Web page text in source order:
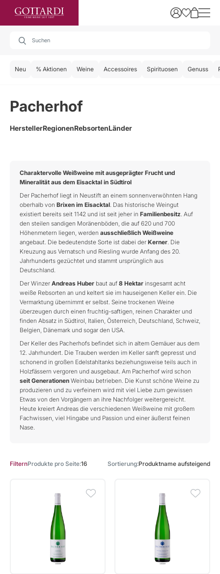
Neu % Aktionen Weine Accessoires Spirituosen Genuss
Pacherhof
HerstellerRegionenRebsortenLänder
Charaktervolle Weißweine mit ausgeprägter Frucht und
Mineralität aus dem Eisacktal in Südtirol
Der Pacherhof liegt in Neustift an einem sonnenverwöhnten Hang
oberhalb von Brixen im Eisacktal. Das historische Weingut
existiert bereits seit 1142 und ist seit jeher in Familienbesitz. Auf
den steilen sandigen Moränenböden, die auf 620 und 700
Höhenmetern liegen, werden ausschließlich Weißweine
angebaut. Die bedeutendste Sorte ist dabei der Kerner. Die
Kreuzung aus Vernatsch und Riesling wurde Anfang des 20.
Jahrhunderts gezüchtet und stammt ursprünglich aus
Deutschland.
Der Winzer Andreas Huber baut auf 8 Hektar insgesamt acht
weiße Rebsorten an und keltert sie im hauseigenen Keller ein. Die
Vermarktung übernimmt er selbst. Seine trockenen Weine
überzeugen durch einen fruchtig-saftigen, reinen Charakter und
finden Absatz in Südtirol, Italien, Österreich, Deutschland, Schweiz,
Belgien, Dänemark und sogar den USA.
Der Keller des Pacherhofs befindet sich in altem Gemäuer aus dem
12. Jahrhundert. Die Trauben werden im Keller sanft gepresst und
schonend in großen Edelstahltanks beziehungsweise teils auch in
Holzfässern vergoren und ausgebaut. Am Pacherhof wird schon
seit Generationen Weinbau betrieben. Die Kunst schöne Weine zu
produzieren und zu verfeinern wird mit viel Liebe zum gewissen
Etwas von den Vorgängern an ihre Nachfolger weitergereicht.
Heute kreiert Andreas die verschiedenen Weißweine mit großem
Fachwissen, viel Hingabe und Passion und einer äußerst feinen
Nase.
FilternProdukte pro Seite 16 Sortierung Produktname aufsteigend